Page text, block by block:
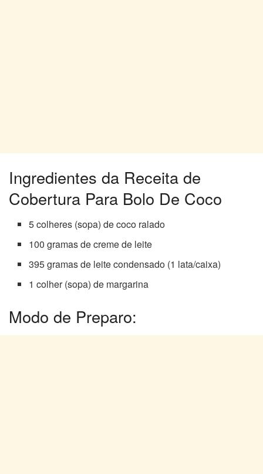
Ingredientes da Receita de
Cobertura Para Bolo De Coco
5 colheres (sopa) de coco ralado
100 gramas de creme de leite
395 gramas de leite condensado (1 lata/caixa)
1 colher (sopa) de margarina
Modo de Preparo: